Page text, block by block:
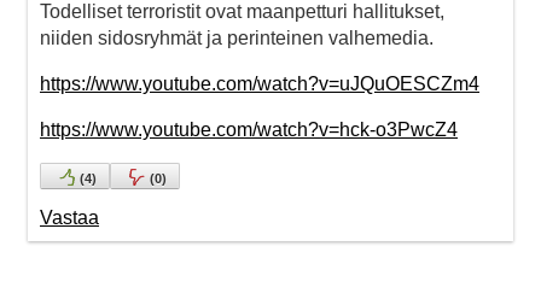
Todelliset terroristit ovat maanpetturi hallitukset,
niiden sidosryhmät ja perinteinen valhemedia.
https://www.youtube.com/watch?v=uJQuOESCZm4
https://www.youtube.com/watch?v=hck-o3PwcZ4
(4) (0)
Vastaa